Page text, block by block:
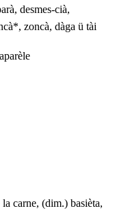
desmes-cià,
zoncà, dàga ü tài
la carne, (dim.) basièta,